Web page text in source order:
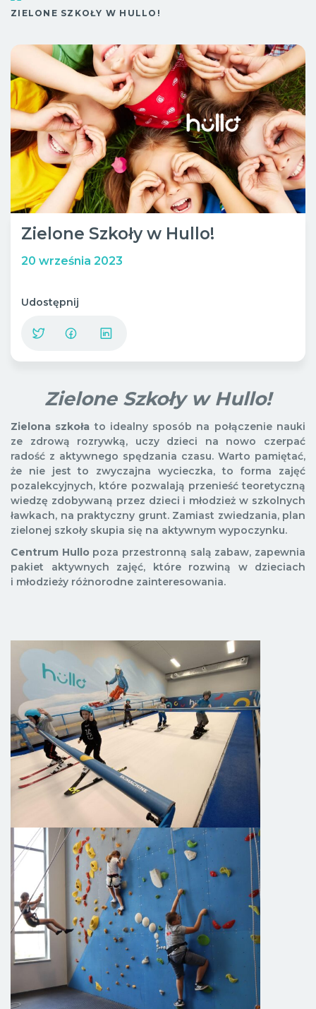
Wypoczynek
Bistro
Sob.
10:00 - 20:00
ZIELONE SZKOŁY W HULLO!
Zielone Szkoły w Hullo!
20 września 2023
Udostępnij
Zielone Szkoły w Hullo!
Zielona szkoła to idealny sposób na połączenie nauki
ze zdrową rozrywką, uczy dzieci na nowo czerpać
radość z aktywnego spędzania czasu. Warto pamiętać,
że nie jest to zwyczajna wycieczka, to forma zajęć
pozalekcyjnych, które pozwalają przenieść teoretyczną
wiedzę zdobywaną przez dzieci i młodzież w szkolnych
ławkach, na praktyczny grunt. Zamiast zwiedzania, plan
zielonej szkoły skupia się na aktywnym wypoczynku.
Centrum Hullo poza przestronną salą zabaw, zapewnia
pakiet aktywnych zajęć, które rozwiną w dzieciach
i młodzieży różnorodne zainteresowania.